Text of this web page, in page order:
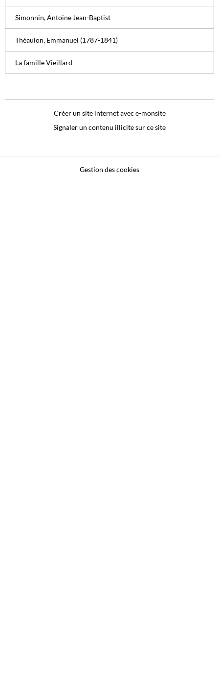
Simonnin, Antoine Jean-Baptist
Théaulon, Emmanuel (1787-1841)
La famille Vieillard
Créer un site internet avec e-monsite
Signaler un contenu illicite sur ce site
Gestion des cookies